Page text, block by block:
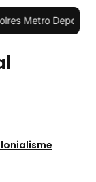
dan Margo